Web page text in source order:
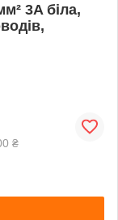
3A біла,
₴